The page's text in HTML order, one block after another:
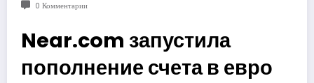
0 Комментарии
Near.com запустила
пополнение счета в евро